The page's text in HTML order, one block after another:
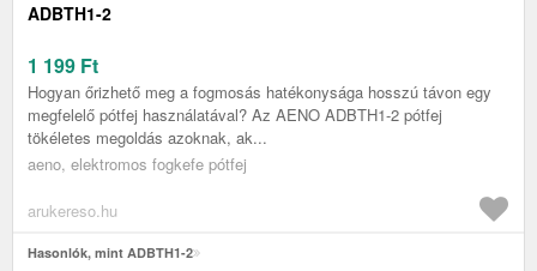
ADBTH1-2
1 199 Ft
Hogyan őrizhető meg a fogmosás hatékonysága hosszú távon egy
megfelelő pótfej használatával? Az AENO ADBTH1-2 pótfej
tökéletes megoldás azoknak, ak...
aeno, elektromos fogkefe pótfej
arukereso.hu
Hasonlók, mint ADBTH1-2